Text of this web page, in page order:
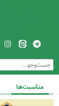
مناسبت‌ها